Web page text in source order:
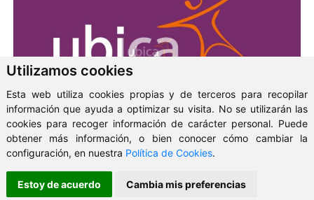
Utilizamos cookies
Esta web utiliza cookies propias y de terceros para recopilar
información que ayuda a optimizar su visita. No se utilizarán las
cookies para recoger información de carácter personal. Puede
obtener más información, o bien conocer cómo cambiar la
configuración, en nuestra Política de Cookies.
Estoy de acuerdo Cambia mis preferencias